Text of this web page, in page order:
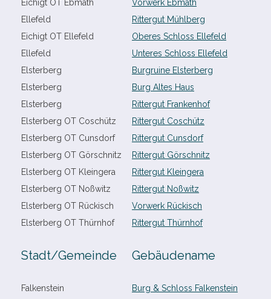
Eichigt OT Ebmath
Vorwerk Ebmath
Ellefeld
Rittergut Mühlberg
Eichigt OT Ellefeld
Oberes Schloss Ellefeld
Ellefeld
Unteres Schloss Ellefeld
Elsterberg
Burgruine Elsterberg
Elsterberg
Burg Altes Haus
Elsterberg
Rittergut Frankenhof
Elsterberg OT Coschütz
Rittergut Coschütz
Elsterberg OT Cunsdorf
Rittergut Cunsdorf
Elsterberg OT Görschnitz
Rittergut Görschnitz
Elsterberg OT Kleingera
Rittergut Kleingera
Elsterberg OT Noßwitz
Rittergut Noßwitz
Elsterberg OT Rückisch
Vorwerk Rückisch
Elsterberg OT Thürnhof
Rittergut Thürnhof
Stadt/​Gemeinde Gebäudename
Falkenstein Burg & Schloss Falkenstein